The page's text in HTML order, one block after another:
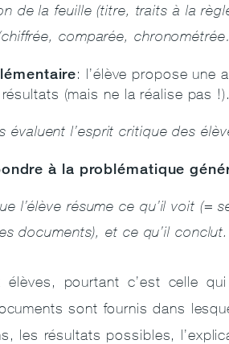
de la feuille (titre, traits à la
comparée,
: l’élève propose une
(mais ne la réalise pas !).
évaluent l’esprit critique des
à la problématique
l’élève résume ce qu’il voit (=
documents), et ce qu’il conclut.
pourtant c’est celle qui
sont fournis dans
les résultats possibles,